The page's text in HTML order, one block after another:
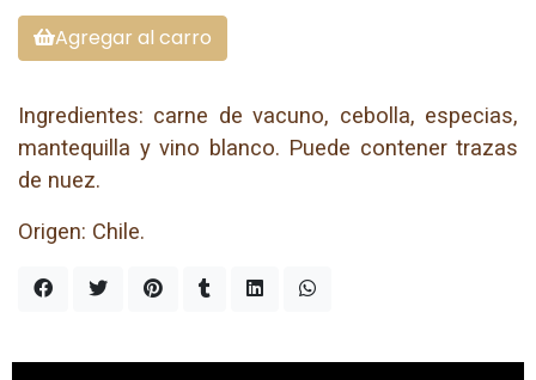
Agregar al carro
Ingredientes: carne de vacuno, cebolla, especias,
mantequilla y vino blanco. Puede contener trazas
de nuez.
Origen: Chile.